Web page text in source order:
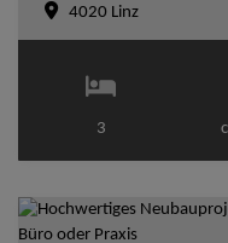
4020 Linz
3